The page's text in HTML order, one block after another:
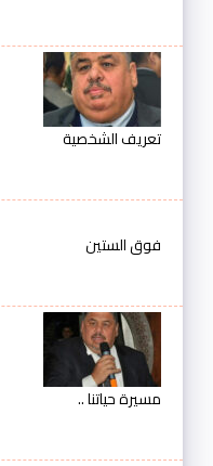
تعريف الشخصية
فوق الستين
مسيرة حياتنا ..